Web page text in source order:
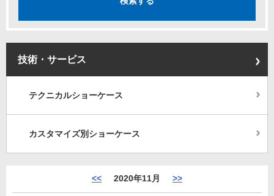
技術・サービス
テクニカルショーケース
カスタマイズ別ショーケース
<< 2020年11月 >>